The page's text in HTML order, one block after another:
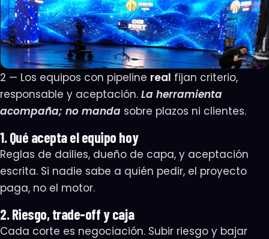
2 — Los equipos con pipeline real fijan criterio,
responsable y aceptación. La herramienta
acompaña; no manda sobre plazos ni clientes.
1. Qué acepta el equipo hoy
Reglas de dailies, dueño de capa, y aceptación
escrita. Si nadie sabe a quién pedir, el proyecto
paga, no el motor.
2. Riesgo, trade-off y caja
Cada corte es negociación. Subir riesgo y bajar